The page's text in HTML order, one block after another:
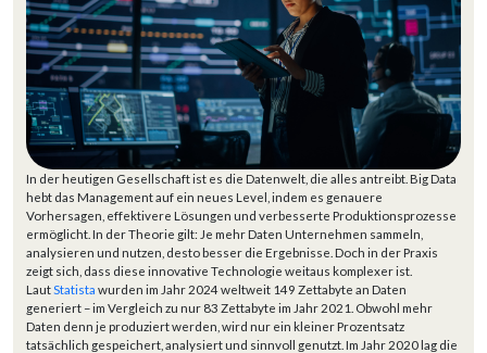
In der heutigen Gesellschaft ist es die Datenwelt, die alles antreibt. Big Data
hebt das Management auf ein neues Level, indem es genauere
Vorhersagen, effektivere Lösungen und verbesserte Produktionsprozesse
ermöglicht. In der Theorie gilt: Je mehr Daten Unternehmen sammeln,
analysieren und nutzen, desto besser die Ergebnisse. Doch in der Praxis
zeigt sich, dass diese innovative Technologie weitaus komplexer ist.
LautStatista wurden im Jahr 2024 weltweit 149 Zettabyte an Daten
generiert – im Vergleich zu nur 83 Zettabyte im Jahr 2021. Obwohl mehr
Daten denn je produziert werden, wird nur ein kleiner Prozentsatz
tatsächlich gespeichert, analysiert und sinnvoll genutzt. Im Jahr 2020 lag die